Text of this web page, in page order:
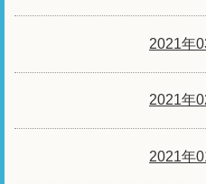
2021年
2021年
2021年